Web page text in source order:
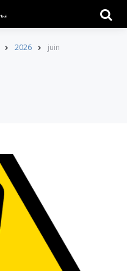
2026 juin